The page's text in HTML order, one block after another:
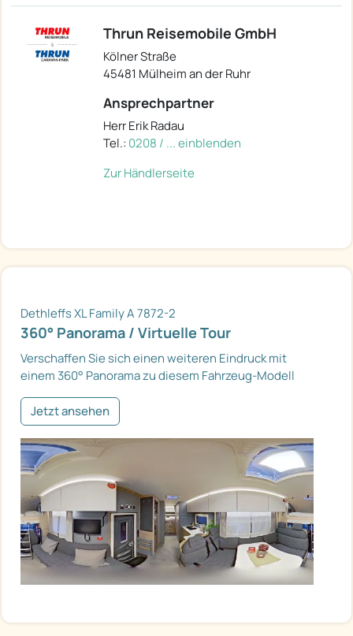
Thrun Reisemobile GmbH
Kölner Straße
45481 Mülheim an der Ruhr
Ansprechpartner
Herr Erik Radau
Tel.: 0208 / ... einblenden
Zur Händlerseite
Dethleffs XL Family A 7872-2
360° Panorama / Virtuelle Tour
Verschaffen Sie sich einen weiteren Eindruck mit
einem 360° Panorama zu diesem Fahrzeug-Modell
Jetzt ansehen